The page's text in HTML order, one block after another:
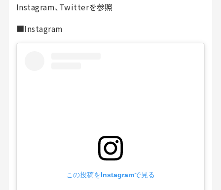
Instagram、Twitterを参照
■Instagram
この投稿をInstagramで見る